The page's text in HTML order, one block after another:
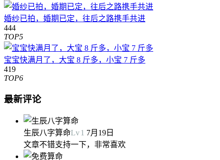
婚纱已拍，婚期已定，往后之路携手共进
444
TOP5
宝宝快满月了，大宝 8 斤多，小宝 7 斤多
419
TOP6
最新评论
生辰八字算命Lv1 7月19日
文章不错支持一下，非常喜欢